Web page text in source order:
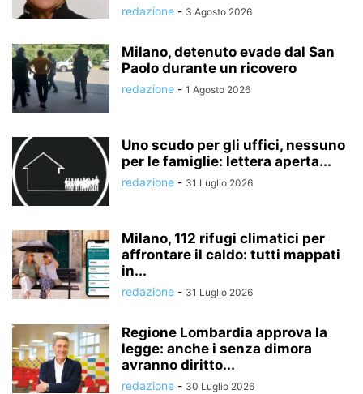
redazione - 3 Agosto 2026
Milano, detenuto evade dal San
Paolo durante un ricovero
redazione - 1 Agosto 2026
Uno scudo per gli uffici, nessuno
per le famiglie: lettera aperta...
redazione - 31 Luglio 2026
Milano, 112 rifugi climatici per
affrontare il caldo: tutti mappati
in...
redazione - 31 Luglio 2026
Regione Lombardia approva la
legge: anche i senza dimora
avranno diritto...
redazione - 30 Luglio 2026